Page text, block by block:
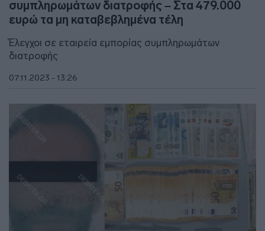
συμπληρωμάτων διατροφής – Στα 479.000
ευρώ τα μη καταβεβλημένα τέλη
Έλεγχοι σε εταιρεία εμπορίας συμπληρωμάτων
διατροφής
07.11.2023 - 13:26